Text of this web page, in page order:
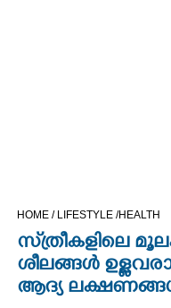
OPINION
HOME / LIFESTYLE /HEALTH
സ്‌ത്രീകളിലെ
ശീലങ്ങൾ
ആദ്യ